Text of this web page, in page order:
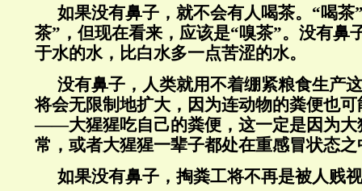
如果没有鼻子，就不会有人喝茶。“喝茶
茶”，但现在看来，应该是“嗅茶”。没有鼻
于水的水，比白水多一点苦涩的水。
没有鼻子，人类就用不着绷紧粮食生产
将会无限制地扩大，因为连动物的粪便也
——大猩猩吃自己的粪便，这一定是因为大
常，或者大猩猩一辈子都处在重感冒状态之
如果没有鼻子，掏粪工将不再是被人贱